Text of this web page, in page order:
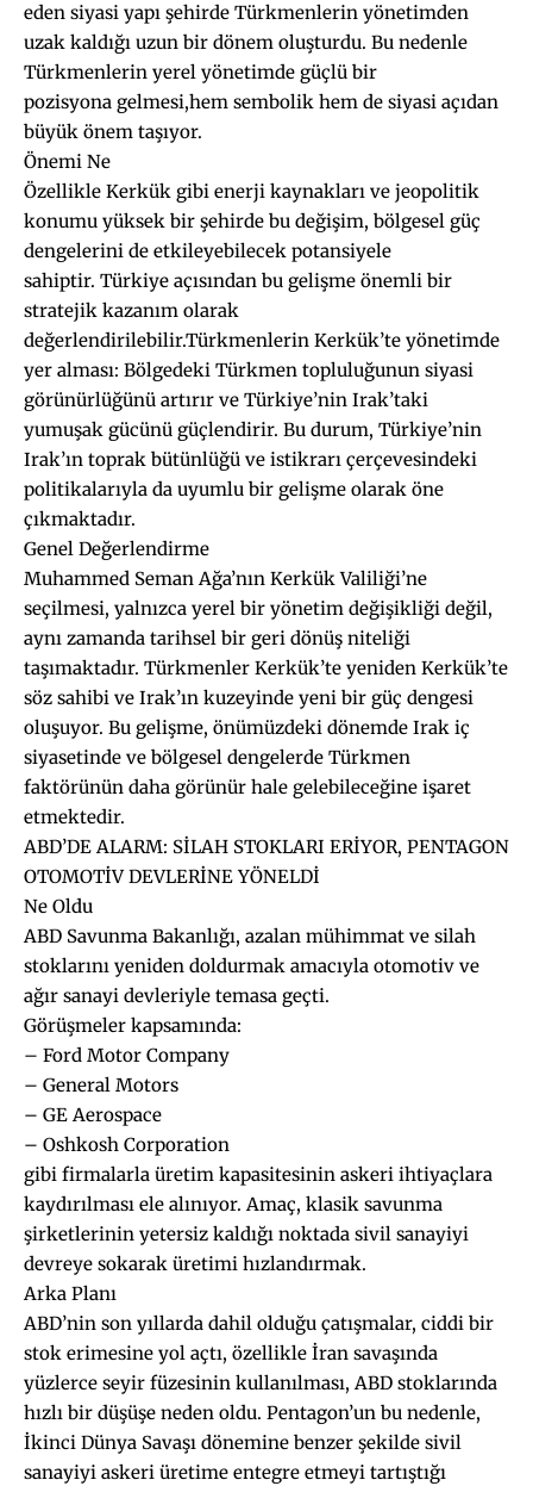
eden siyasi yapı şehirde Türkmenlerin yönetimden
uzak kaldığı uzun bir dönem oluşturdu. Bu nedenle
Türkmenlerin yerel yönetimde güçlü bir
pozisyona gelmesi,hem sembolik hem de siyasi açıdan
büyük önem taşıyor.
Önemi Ne
Özellikle Kerkük gibi enerji kaynakları ve jeopolitik
konumu yüksek bir şehirde bu değişim, bölgesel güç
dengelerini de etkileyebilecek potansiyele
sahiptir. Türkiye açısından bu gelişme önemli bir
stratejik kazanım olarak
değerlendirilebilir.Türkmenlerin Kerkük’te yönetimde
yer alması: Bölgedeki Türkmen topluluğunun siyasi
görünürlüğünü artırır ve Türkiye’nin Irak’taki
yumuşak gücünü güçlendirir. Bu durum, Türkiye’nin
Irak’ın toprak bütünlüğü ve istikrarı çerçevesindeki
politikalarıyla da uyumlu bir gelişme olarak öne
çıkmaktadır.
Genel Değerlendirme
Muhammed Seman Ağa’nın Kerkük Valiliği’ne
seçilmesi, yalnızca yerel bir yönetim değişikliği değil,
aynı zamanda tarihsel bir geri dönüş niteliği
taşımaktadır. Türkmenler Kerkük’te yeniden Kerkük’te
söz sahibi ve Irak’ın kuzeyinde yeni bir güç dengesi
oluşuyor. Bu gelişme, önümüzdeki dönemde Irak iç
siyasetinde ve bölgesel dengelerde Türkmen
faktörünün daha görünür hale gelebileceğine işaret
etmektedir.
ABD’DE ALARM: SİLAH STOKLARI ERİYOR, PENTAGON
OTOMOTİV DEVLERİNE YÖNELDİ
Ne Oldu
ABD Savunma Bakanlığı, azalan mühimmat ve silah
stoklarını yeniden doldurmak amacıyla otomotiv ve
ağır sanayi devleriyle temasa geçti.
Görüşmeler kapsamında:
– Ford Motor Company
– General Motors
– GE Aerospace
– Oshkosh Corporation
gibi firmalarla üretim kapasitesinin askeri ihtiyaçlara
kaydırılması ele alınıyor. Amaç, klasik savunma
şirketlerinin yetersiz kaldığı noktada sivil sanayiyi
devreye sokarak üretimi hızlandırmak.
Arka Planı
ABD’nin son yıllarda dahil olduğu çatışmalar, ciddi bir
stok erimesine yol açtı, özellikle İran savaşında
yüzlerce seyir füzesinin kullanılması, ABD stoklarında
hızlı bir düşüşe neden oldu. Pentagon’un bu nedenle,
İkinci Dünya Savaşı dönemine benzer şekilde sivil
sanayiyi askeri üretime entegre etmeyi tartıştığı